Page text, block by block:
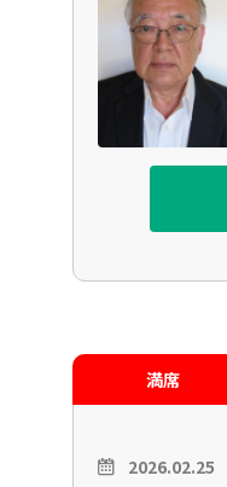
満席
2026.02.25